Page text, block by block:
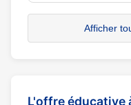
Afficher
L'offre éducative